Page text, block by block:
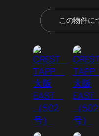
この物件に